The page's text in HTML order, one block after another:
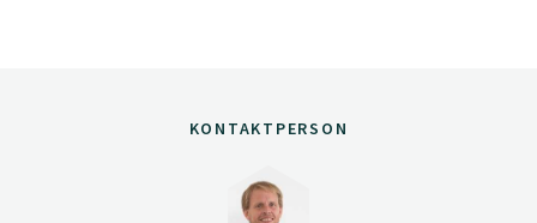
KONTAKTPERSON